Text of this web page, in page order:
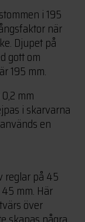
i 195
när
Djupet på
gott om
195 mm.
mm
i skarvarna
en
reglar på 45
mm. Här
över